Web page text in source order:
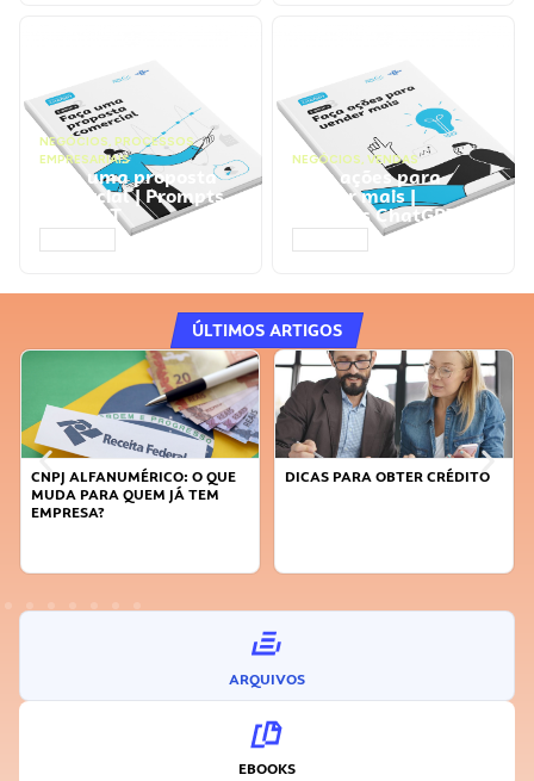
NEGÓCIOS, PROCESSOS
EMPRESARIAIS
Faça uma proposta
comercial | Prompts
ChatGPT
NEGÓCIOS, VENDAS
Faça ações para
vender mais |
Prompts ChatGPT
ÚLTIMOS ARTIGOS
DICAS PARA OBTER CRÉDITO
FAÇA A DIFERENÇA: SEJA
ARQUIVOS
EBOOKS